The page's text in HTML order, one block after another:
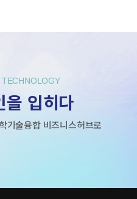
을 입히다
기술융합 비즈니스허브로